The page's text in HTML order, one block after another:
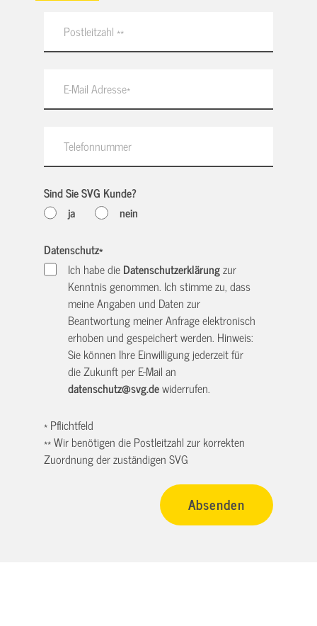
Sind Sie SVG Kunde?
ja
nein
Datenschutz*
Ich habe dieDatenschutzerklärungzur
Kenntnis genommen. Ich stimme zu, dass
meine Angaben und Daten zur
Beantwortung meiner Anfrage elektronisch
erhoben und gespeichert werden. Hinweis:
Sie können Ihre Einwilligung jederzeit für
die Zukunft per E-Mail an
datenschutz@svg.dewiderrufen.
* Pflichtfeld
** Wir benötigen die Postleitzahl zur korrekten
Zuordnung der zuständigen SVG